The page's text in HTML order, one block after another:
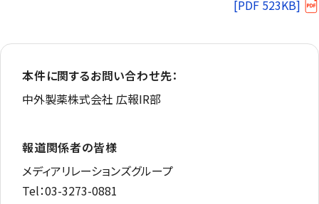
[PDF 523KB]
本件に関するお問い合わせ先：
中外製薬株式会社 広報IR部
報道関係者の皆様
メディアリレーションズグループ
Tel：03-3273-0881